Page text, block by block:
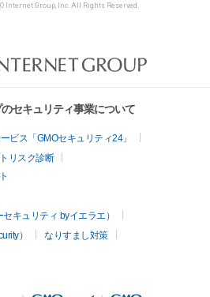
Internet Group, Inc. All Rights Reserved.
セキュリティ事業について
ビス「GMOセキュリティ24」
リスク診断
キュリティ byイエラエ）
）
なりすまし対策